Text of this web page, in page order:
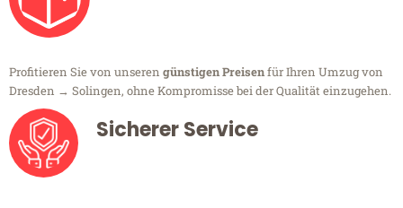
Profitieren Sie von unseren günstigen Preisenfür Ihren Umzug von
Dresden → Solingen, ohne Kompromisse bei der Qualität einzugehen.
Sicherer Service